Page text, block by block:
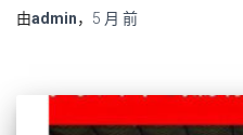
由admin， 5 月 前